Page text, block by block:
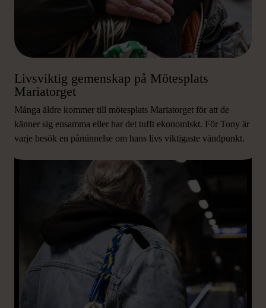
Livsviktig gemenskap på Mötesplats
Mariatorget
Många äldre kommer till mötesplats Mariatorget för att de
känner sig ensamma eller har det tufft ekonomiskt. För Tony är
varje besök en påminnelse om hans livs viktigaste vändpunkt.